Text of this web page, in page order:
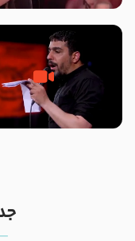
تک ، عبّاس، صاحب
حاج حنیف طاهری –